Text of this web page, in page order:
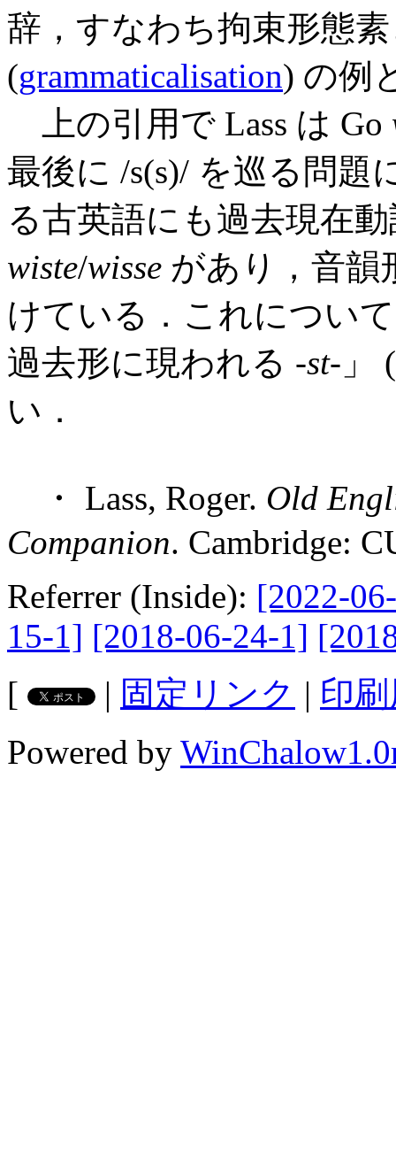
辞，すなわち拘束形態
(grammaticalisation) の例
上の引用で Lass は Go
最後に /s(s)/ を巡る問題
る古英語にも過去現在
wiste/wisse があり，音韻
けている．これについ
過去形に現われる -st-」 (
い．
・ Lass, Roger. Old
Companion. Cambridge:
Referrer (Inside): [2022-
15-1] [2018-06-24-1]
[
| 固定リンク | 印
Powered by